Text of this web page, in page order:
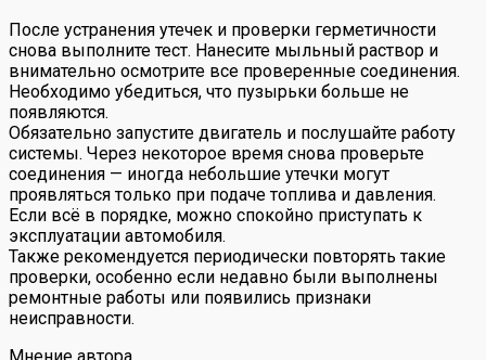
После устранения утечек и проверки герметичности
снова выполните тест. Нанесите мыльный раствор и
внимательно осмотрите все проверенные соединения.
Необходимо убедиться, что пузырьки больше не
появляются.
Обязательно запустите двигатель и послушайте работу
системы. Через некоторое время снова проверьте
соединения — иногда небольшие утечки могут
проявляться только при подаче топлива и давления.
Если всё в порядке, можно спокойно приступать к
эксплуатации автомобиля.
Также рекомендуется периодически повторять такие
проверки, особенно если недавно были выполнены
ремонтные работы или появились признаки
неисправности.